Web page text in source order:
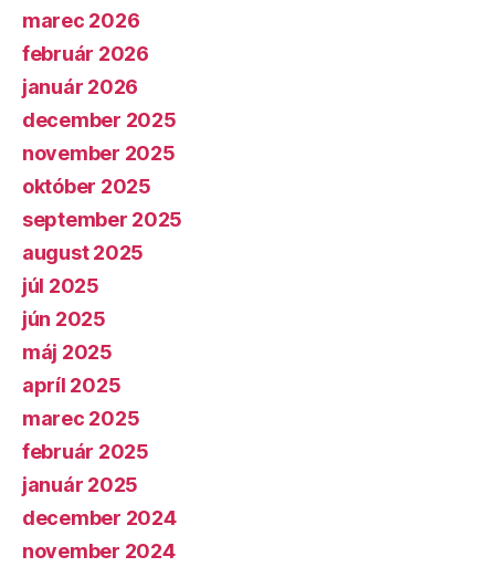
marec 2026
február 2026
január 2026
december 2025
november 2025
október 2025
september 2025
august 2025
júl 2025
jún 2025
máj 2025
apríl 2025
marec 2025
február 2025
január 2025
december 2024
november 2024